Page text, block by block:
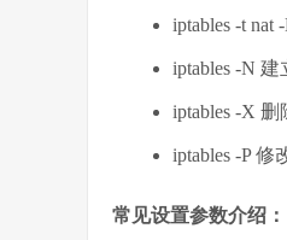
iptables -t
iptables -N
iptables -X
iptables -P
常见设置参数介绍：